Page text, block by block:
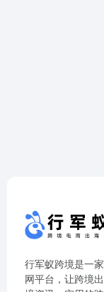
行军蚁跨境是一
网平台，让跨境